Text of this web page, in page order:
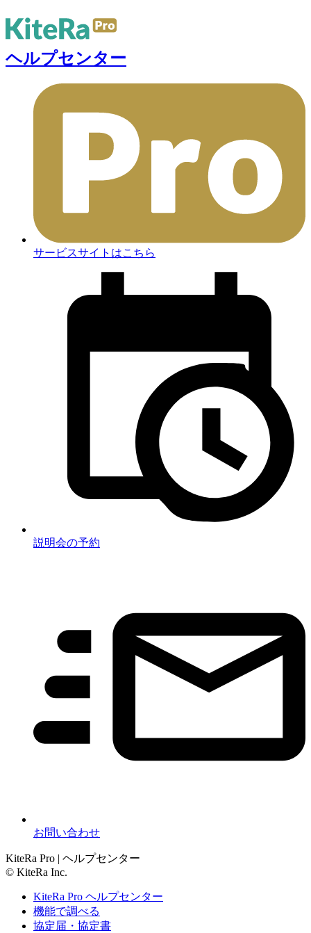
ヘルプセンター
サービスサイトはこちら
説明会の予約
お問い合わせ
KiteRa Pro | ヘルプセンター
© KiteRa Inc.
KiteRa Pro ヘルプセンター
機能で調べる
協定届・協定書